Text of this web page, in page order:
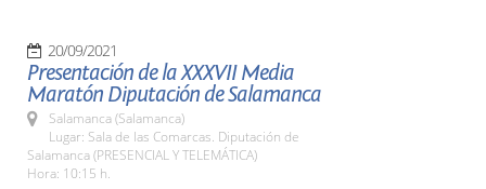
20/09/2021
Presentación de la XXXVII Media
Maratón Diputación de Salamanca
Salamanca (Salamanca)
Lugar: Sala de las Comarcas. Diputación de
Salamanca (PRESENCIAL Y TELEMÁTICA)
Hora: 10:15 h.